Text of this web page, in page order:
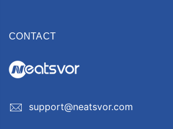
CONTACT
support@neatsvor.com